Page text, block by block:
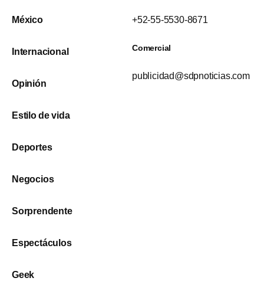
México
Internacional
Opinión
Estilo de vida
Deportes
Negocios
Sorprendente
Espectáculos
Geek
+52-55-5530-8671
Comercial
publicidad@sdpnoticias.com